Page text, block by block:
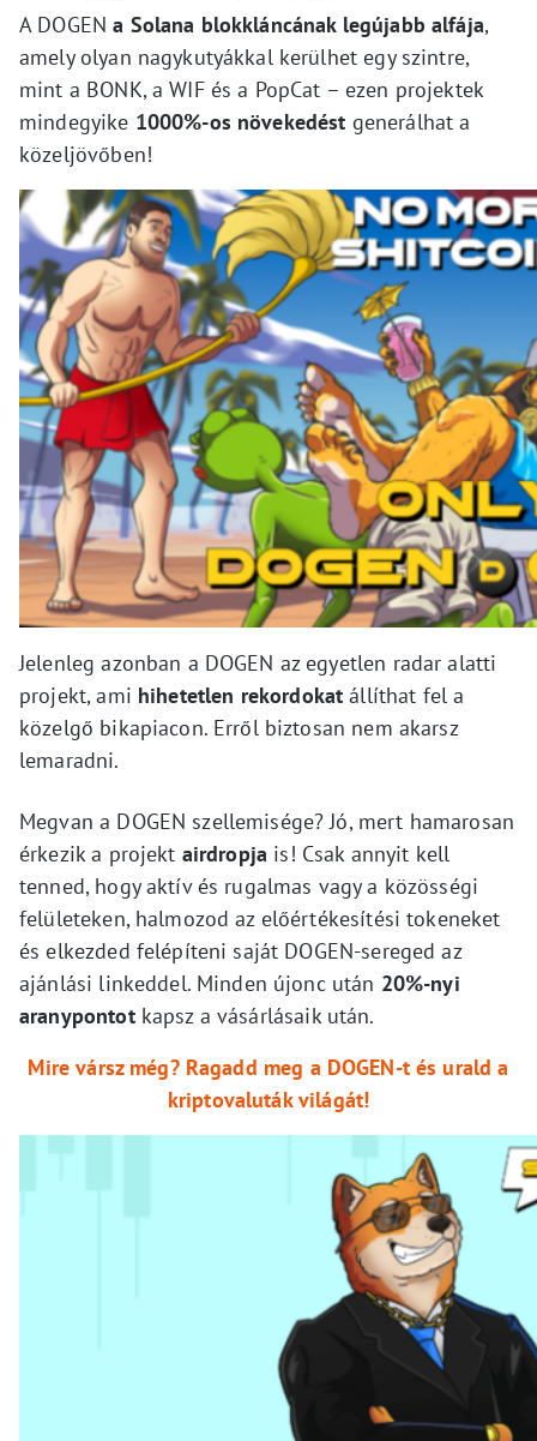
A DOGENa Solana blokkláncának legújabb alfája,
amely olyan nagykutyákkal kerülhet egy szintre,
mint a BONK, a WIF és a PopCat – ezen projektek
mindegyike 1000%-os növekedést generálhat a
közeljövőben!
Jelenleg azonban a DOGEN az egyetlen radar alatti
projekt, ami hihetetlen rekordokat állíthat fel a
közelgő bikapiacon. Erről biztosan nem akarsz
lemaradni.
Megvan a DOGEN szellemisége? Jó, mert hamarosan
érkezik a projekt airdropja is! Csak annyit kell
tenned, hogy aktív és rugalmas vagy a közösségi
felületeken, halmozod az előértékesítési tokeneket
és elkezded felépíteni saját DOGEN-sereged az
ajánlási linkeddel. Minden újonc után 20%-nyi
aranypontotkapsz a vásárlásaik után.
Mire vársz még? Ragadd meg a DOGEN-t és urald a
kriptovaluták világát!